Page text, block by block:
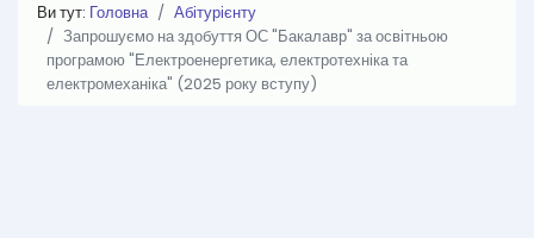
Ви тут: Головна
Абітурієнту
Запрошуємо на здобуття ОС "Бакалавр" за освітньою
програмою "Електроенергетика, електротехніка та
електромеханіка" (2025 року вступу)